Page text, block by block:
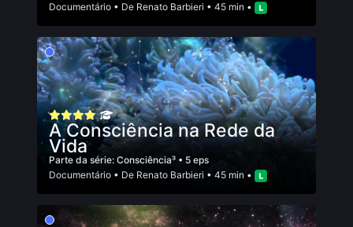
Documentário • De Renato Barbieri • 45 min •
A Consciência na Rede da
Vida
Parte da série: Consciência³ • 5 eps
Documentário • De Renato Barbieri • 45 min •